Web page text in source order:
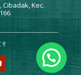
Cibadak, Kec.